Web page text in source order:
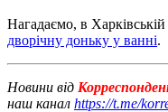
Нагадаємо, в Харківській
дворічну доньку у ванні.
Новини від
наш канал https://t.me/